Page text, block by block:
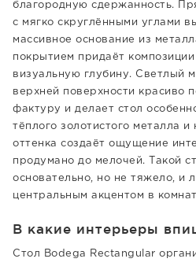
благородную сдержанность.
с мягко скруглёнными углами
массивное основание из
покрытием придаёт композиции
визуальную глубину. Светлый
верхней поверхности красиво
фактуру и делает стол
тёплого золотистого металла
оттенка создаёт ощущение
продумано до мелочей. Такой
основательно, но не тяжело, и
центральным акцентом в
В какие интерьеры
Стол Bodega Rectangular